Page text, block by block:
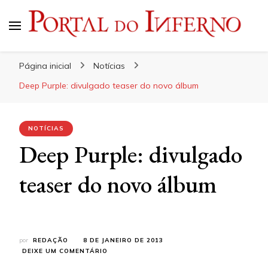
Página inicial
Notícias
Deep Purple: divulgado teaser do novo álbum
NOTÍCIAS
Deep Purple: divulgado
teaser do novo álbum
por REDAÇÃO
8 DE JANEIRO DE 2013
DEIXE UM COMENTÁRIO